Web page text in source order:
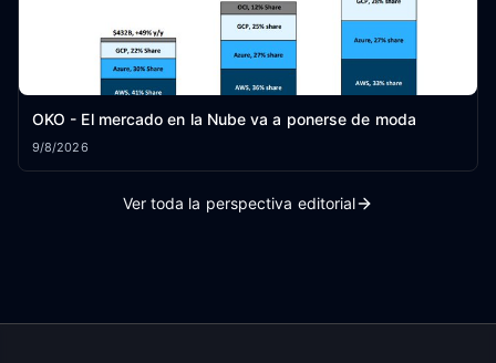
OKO - El mercado en la Nube va a ponerse de moda
9/8/2026
Ver toda la perspectiva editorial